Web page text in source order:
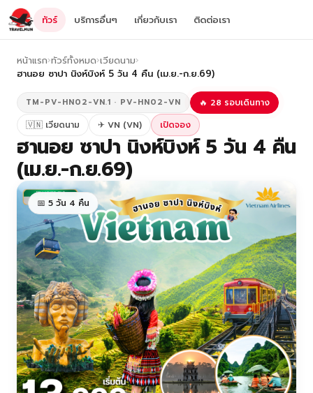
ทัวร์ บริการอื่นๆ เกี่ยวกับเรา ติดต่อเรา
หน้าแรก›ทัวร์ทั้งหมด›เวียดนาม›
ฮานอย ซาปา นิงห์บิงห์ 5 วัน 4 คืน (เม.ย.-ก.ย.69)
TM-PV-HN02-VN.1 · PV-HN02-VN
🔥 28 รอบเดินทาง
🇻🇳 เวียดนาม
✈ VN (VN) เปิดจอง
ฮานอย ซาปา นิงห์บิงห์ 5 วัน 4 คืน
(เม.ย.-ก.ย.69)
📅 5 วัน 4 คืน